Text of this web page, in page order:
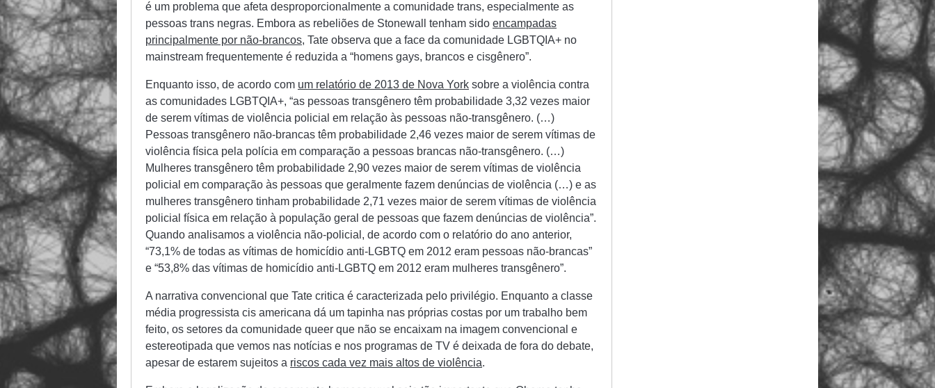
é um problema que afeta desproporcionalmente a comunidade trans, especialmente as
pessoas trans negras. Embora as rebeliões de Stonewall tenham sido encampadas
principalmente por não-brancos, Tate observa que a face da comunidade LGBTQIA+ no
mainstream frequentemente é reduzida a “homens gays, brancos e cisgênero”.
Enquanto isso, de acordo com um relatório de 2013 de Nova York sobre a violência contra
as comunidades LGBTQIA+, “as pessoas transgênero têm probabilidade 3,32 vezes maior
de serem vítimas de violência policial em relação às pessoas não-transgênero. (…)
Pessoas transgênero não-brancas têm probabilidade 2,46 vezes maior de serem vítimas de
violência física pela polícia em comparação a pessoas brancas não-transgênero. (…)
Mulheres transgênero têm probabilidade 2,90 vezes maior de serem vítimas de violência
policial em comparação às pessoas que geralmente fazem denúncias de violência (…) e as
mulheres transgênero tinham probabilidade 2,71 vezes maior de serem vítimas de violência
policial física em relação à população geral de pessoas que fazem denúncias de violência”.
Quando analisamos a violência não-policial, de acordo com o relatório do ano anterior,
“73,1% de todas as vítimas de homicídio anti-LGBTQ em 2012 eram pessoas não-brancas”
e “53,8% das vítimas de homicídio anti-LGBTQ em 2012 eram mulheres transgênero”.
A narrativa convencional que Tate critica é caracterizada pelo privilégio. Enquanto a classe
média progressista cis americana dá um tapinha nas próprias costas por um trabalho bem
feito, os setores da comunidade queer que não se encaixam na imagem convencional e
estereotipada que vemos nas notícias e nos programas de TV é deixada de fora do debate,
apesar de estarem sujeitos a riscos cada vez mais altos de violência.